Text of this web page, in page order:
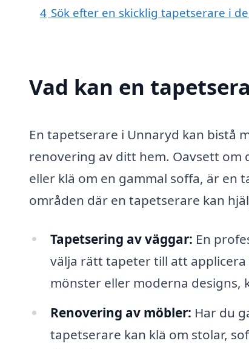
4 Sök efter en skicklig tapetserare i
Vad kan en
En tapetserare i Unnaryd kan bistå
renovering av ditt hem. Oavsett
eller klä om en gammal soffa, är en
områden där en tapetserare kan
Tapetsering av väggar: En
välja rätt tapeter till att
mönster eller moderna designs,
Renovering av möbler: Har du
tapetserare kan klä om stolar,